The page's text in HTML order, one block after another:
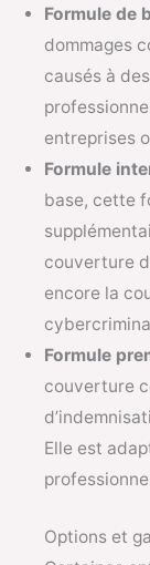
Formule de
dommages
causés à
entreprises
Formule
base, cette
couverture
encore la
Formule
couverture
Elle est
Options et